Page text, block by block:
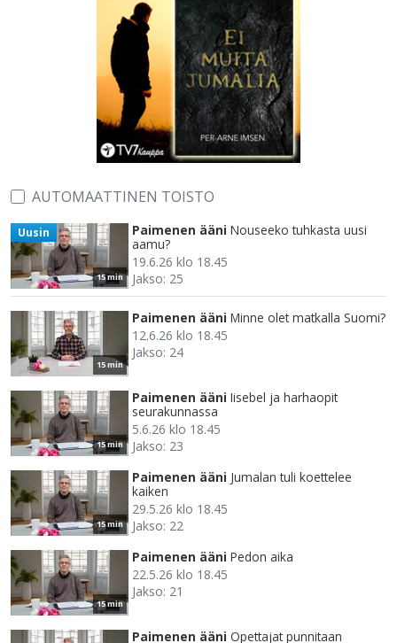
AUTOMAATTINEN TOISTO
15 min
Uusin Paimenen ääni Nouseeko tuhkasta uusi
aamu?
19.6.26 klo 18.45
Jakso: 25
15 min
Paimenen ääni Minne olet matkalla Suomi?
12.6.26 klo 18.45
Jakso: 24
15 min
Paimenen ääni Iisebel ja harhaopit
seurakunnassa
5.6.26 klo 18.45
Jakso: 23
15 min
Paimenen ääni Jumalan tuli koettelee
kaiken
29.5.26 klo 18.45
Jakso: 22
15 min
Paimenen ääni Pedon aika
22.5.26 klo 18.45
Jakso: 21
Paimenen ääni Opettajat punnitaan